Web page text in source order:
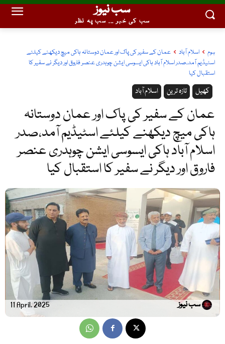
سب نیوز
سب کی خبر ... سب پہ نظر
ہوم اسلام آباد
عمان کے سفیر کی پاک اور عمان دوستانہ ہاکی میچ دیکھنے کیلئے
اسٹیڈیم آمد،صدر اسلام آباد ہاکی ایسوسی ایشن چوہدری عنصر فاروق اور دیگر نے سفیر کا
استقبال کیا
اسلام آباد تازہ ترین کھیل
عمان کے سفیر کی پاک اور عمان دوستانہ
ہاکی میچ دیکھنے کیلئے اسٹیڈیم آمد،صدر
اسلام آباد ہاکی ایسوسی ایشن چوہدری عنصر
فاروق اور دیگر نے سفیر کا استقبال کیا
11 April, 2025 سب نیوز